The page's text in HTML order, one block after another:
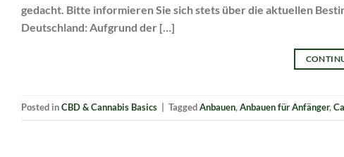
gedacht. Bitte informieren Sie sich stets über die aktuellen
Deutschland: Aufgrund der […]
Posted inCBD & Cannabis Basics TaggedAnbauen,Anbauen für Anfänger,